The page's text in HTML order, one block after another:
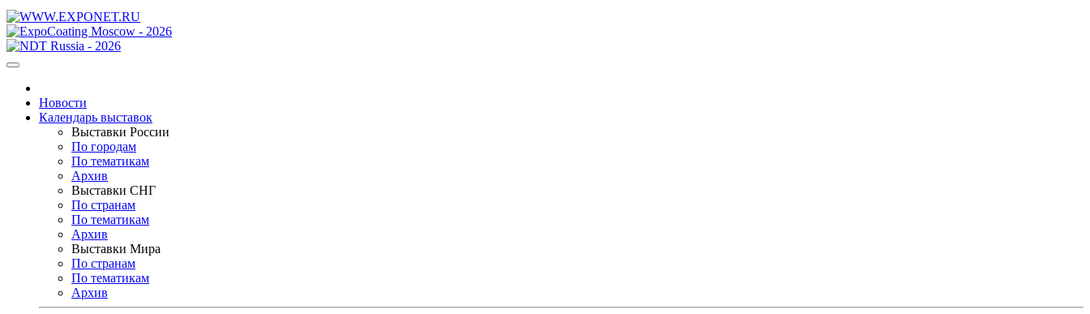
Новости
Календарь выставок
Выставки России
По городам
По тематикам
Архив
Выставки СНГ
По странам
По тематикам
Архив
Выставки Мира
По странам
По тематикам
Архив